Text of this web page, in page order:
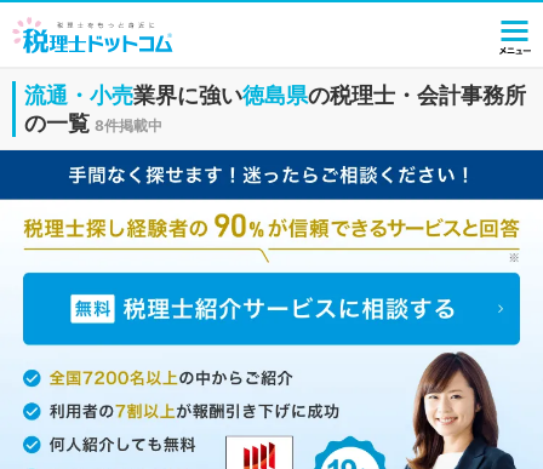
流通・小売業界に強い徳島県の税理士・会計事務所
の一覧 8件掲載中